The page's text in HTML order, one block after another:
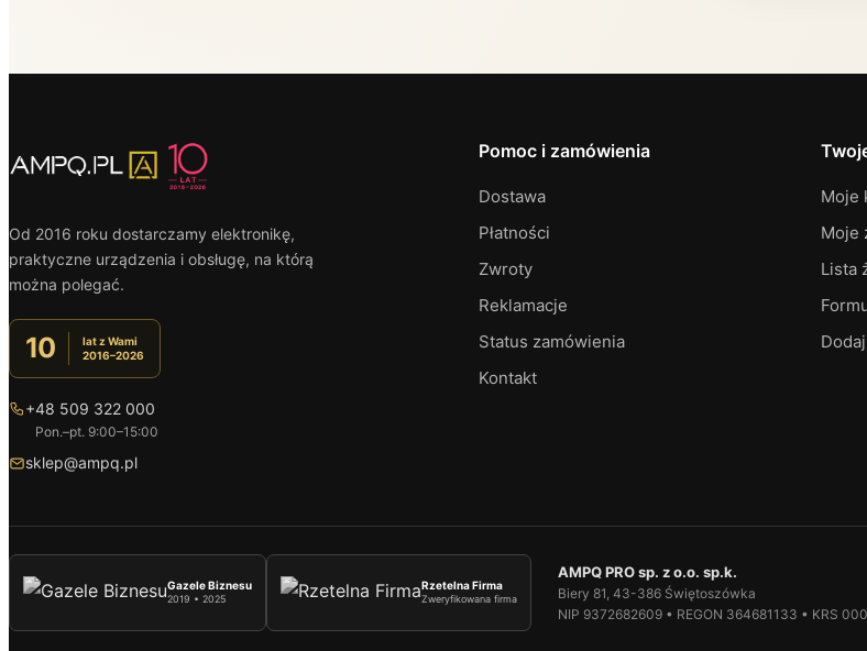
Od 2016 roku dostarczamy elektronikę,
praktyczne urządzenia i obsługę, na którą
można polegać.
10
lat z Wami
2016–2026
+48 509 322 000
Pon.–pt. 9:00–15:00
sklep@ampq.pl
Pomoc i zamówienia
Dostawa
Płatności
Zwroty
Reklamacje
Status zamówienia
Kontakt
Moje
Moje
Lista
Gazele Biznesu
2019 • 2025
Rzetelna Firma
Zweryfikowana firma
AMPQ PRO sp. z o.o. sp.k.
Biery 81, 43-386 Świętoszówka
NIP 9372682609 • REGON 364681133 • KRS